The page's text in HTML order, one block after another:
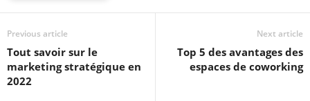
Previous article
Tout savoir sur le
marketing stratégique en
2022
Next article
Top 5 des avantages des
espaces de coworking